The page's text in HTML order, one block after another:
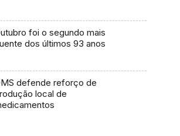
foi o segundo mais
dos últimos 93 anos
defende reforço de
local de